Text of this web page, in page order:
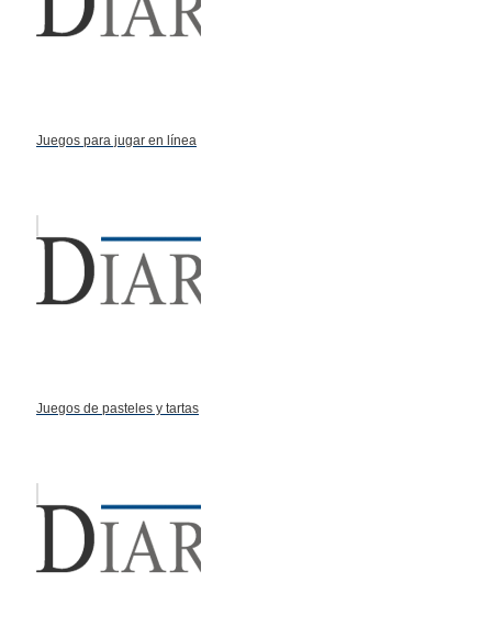
Juegos para jugar en línea
Juegos de pasteles y tartas